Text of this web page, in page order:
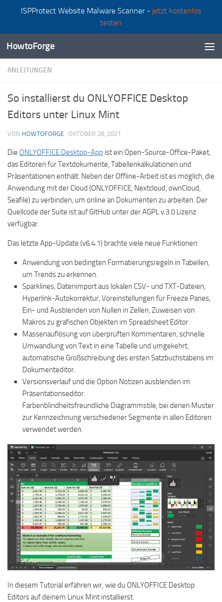
ISPProtect Website Malware Scanner - jetzt kostenlos
testen
Zum Inhalt springen
HowtoForge
ANLEITUNGEN
So installierst du ONLYOFFICE Desktop
Editors unter Linux Mint
VON HOWTOFORGE · OKTOBER 28, 2021
Die ONLYOFFICE Desktop-App ist ein Open-Source-Office-Paket,
das Editoren für Textdokumente, Tabellenkalkulationen und
Präsentationen enthält. Neben der Offline-Arbeit ist es möglich, die
Anwendung mit der Cloud (ONLYOFFICE, Nextcloud, ownCloud,
Seafile) zu verbinden, um online an Dokumenten zu arbeiten. Der
Quellcode der Suite ist auf GitHub unter der AGPL v.3.0 Lizenz
verfügbar.
Das letzte App-Update (v6.4.1) brachte viele neue Funktionen:
Anwendung von bedingten Formatierungsregeln in Tabellen,
um Trends zu erkennen.
Sparklines, Datenimport aus lokalen CSV- und TXT-Dateien,
Hyperlink-Autokorrektur, Voreinstellungen für Freeze Panes,
Ein- und Ausblenden von Nullen in Zellen, Zuweisen von
Makros zu grafischen Objekten im Spreadsheet Editor.
Massenauflösung von überprüften Kommentaren, schnelle
Umwandlung von Text in eine Tabelle und umgekehrt,
automatische Großschreibung des ersten Satzbuchstabens im
Dokumenteditor.
Versionsverlauf und die Option Notizen ausblenden im
Präsentationseditor.
Farbenblindheitsfreundliche Diagrammstile, bei denen Muster
zur Kennzeichnung verschiedener Segmente in allen Editoren
verwendet werden.
In diesem Tutorial erfahren wir, wie du ONLYOFFICE Desktop
Editors auf deinem Linux Mint installierst.